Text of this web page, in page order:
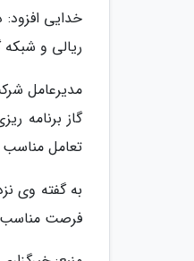
ریالی و شبکه گذاری بیش از 400
مدیرعامل
گاز برنامه
تعامل مناسب
به گفته وی
فرصت مناسب